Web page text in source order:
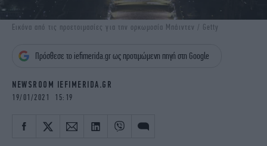
iOPINIONS
iGASTRONOMIE
iBOOKS
ΖΩΔΙΑ
MEDIA
ELAMEFORA
NEWSLETTER
Εικόνα από τις προετοιμασίες για την ορκωμοσία Μπάιντεν / Getty
Πρόσθεσε το iefimerida.gr ως προτιμώμενη πηγή στη Google
NEWSROOM IEFIMERIDA.GR
19/01/2021 15:19